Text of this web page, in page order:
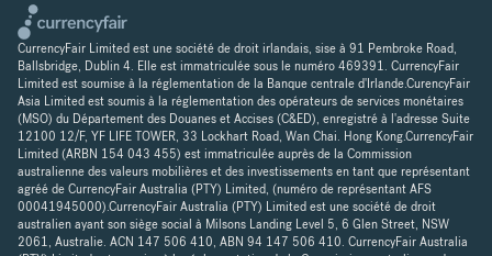
CurrencyFair Limited est une société de droit irlandais, sise à 91 Pembroke Road,
Ballsbridge, Dublin 4. Elle est immatriculée sous le numéro 469391. CurrencyFair
Limited est soumise à la réglementation de la Banque centrale d'Irlande.CurencyFair
Asia Limited est soumis à la réglementation des opérateurs de services monétaires
(MSO) du Département des Douanes et Accises (C&ED), enregistré à l'adresse Suite
12100 12/F, YF LIFE TOWER, 33 Lockhart Road, Wan Chai. Hong Kong.CurrencyFair
Limited (ARBN 154 043 455) est immatriculée auprès de la Commission
australienne des valeurs mobilières et des investissements en tant que représentant
agréé de CurrencyFair Australia (PTY) Limited, (numéro de représentant AFS
00041945000).CurrencyFair Australia (PTY) Limited est une société de droit
australien ayant son siège social à Milsons Landing Level 5, 6 Glen Street, NSW
2061, Australie. ACN 147 506 410, ABN 94 147 506 410. CurrencyFair Australia